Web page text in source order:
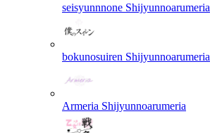
seisyunnnone Shijyunnoarumeria
bokunosuiren Shijyunnoarumeria
Armeria Shijyunnoarumeria